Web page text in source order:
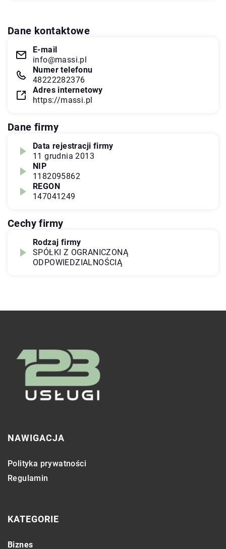
Dane kontaktowe
E-mail
info@massi.pl
Numer telefonu
48222282376
Adres internetowy
https://massi.pl
Dane firmy
Data rejestracji firmy
11 grudnia 2013
NIP
1182095862
REGON
147041249
Cechy firmy
Rodzaj firmy
SPÓŁKI Z OGRANICZONĄ
ODPOWIEDZIALNOŚCIĄ
NAWIGACJA
Polityka prywatności
Regulamin
KATEGORIE
Biznes